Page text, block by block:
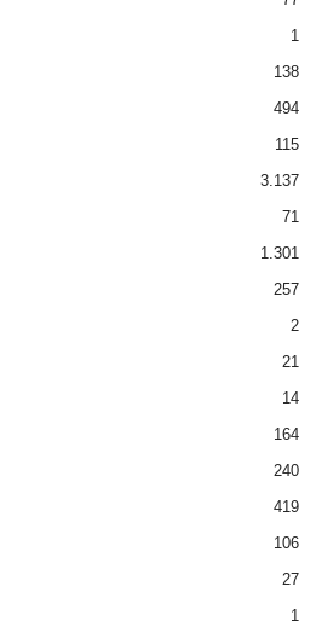
1
138
494
115
3.137
71
1.301
257
2
21
14
164
240
419
106
27
1